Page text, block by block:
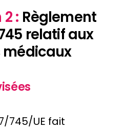
: Règlement
relatif aux
745/UE fait